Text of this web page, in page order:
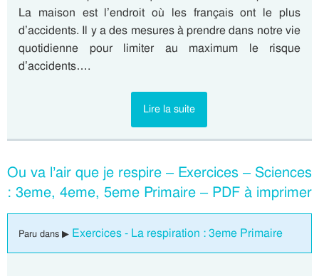
La maison est l’endroit où les français ont le plus
d’accidents. Il y a des mesures à prendre dans notre vie
quotidienne pour limiter au maximum le risque
d’accidents….
Lire la suite
Ou va l’air que je respire – Exercices – Sciences
: 3eme, 4eme, 5eme Primaire – PDF à imprimer
Paru dans ▶ Exercices - La respiration : 3eme Primaire